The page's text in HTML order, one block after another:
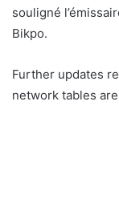
souligné
Bikpo.
Further updates
network tables